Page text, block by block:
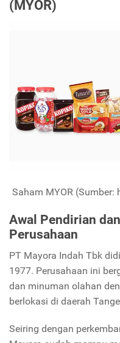
(MYOR)
Saham MYOR
Awal Pendirian
Perusahaan
PT Mayora Indah Tbk
1977. Perusahaan ini
dan minuman olahan
berlokasi di daerah
Seiring dengan